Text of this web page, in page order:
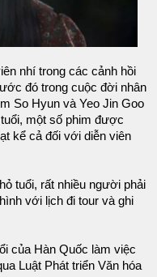
nhí trong các cảnh hồi
đó trong cuộc đời nhân
So Hyun và Yeo Jin Goo
một số phim được
kể cả đối với diễn viên
tuổi, rất nhiều người phải
với lịch đi tour và ghi
của Hàn Quốc làm việc
Luật Phát triển Văn hóa